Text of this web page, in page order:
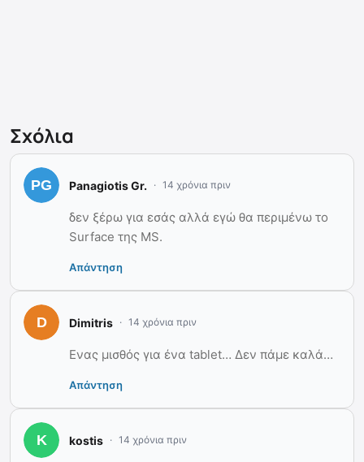
Σχόλια
Panagiotis Gr. 14 χρόνια πριν
δεν ξέρω για εσάς αλλά εγώ θα περιμένω το
Surface της MS.
Απάντηση
Dimitris 14 χρόνια πριν
Ενας μισθός για ένα tablet… Δεν πάμε καλά…
Απάντηση
kostis 14 χρόνια πριν